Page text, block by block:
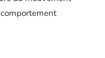
comportement